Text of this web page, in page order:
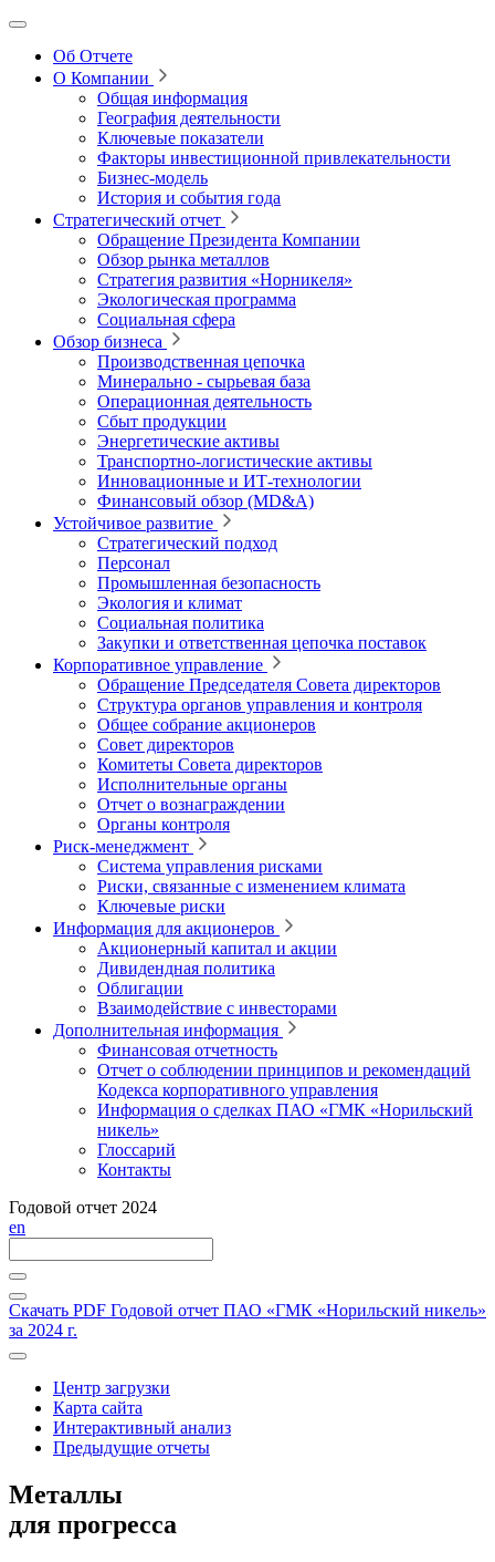
Об Отчете
О Компании
Общая информация
География деятельности
Ключевые показатели
Факторы инвестиционной привлекательности
Бизнес-модель
История и события года
Стратегический отчет
Обращение Президента Компании
Обзор рынка металлов
Стратегия развития «Норникеля»
Экологическая программа
Социальная сфера
Обзор бизнеса
Производственная цепочка
Минерально ‑ сырьевая база
Операционная деятельность
Сбыт продукции
Энергетические активы
Транспортно-логистические активы
Инновационные и ИТ‑технологии
Финансовый обзор (MD&A)
Устойчивое развитие
Стратегический подход
Персонал
Промышленная безопасность
Экология и климат
Социальная политика
Закупки и ответственная цепочка поставок
Корпоративное управление
Обращение Председателя Совета директоров
Структура органов управления и контроля
Общее собрание акционеров
Совет директоров
Комитеты Совета директоров
Исполнительные органы
Отчет о вознаграждении
Органы контроля
Риск-менеджмент
Система управления рисками
Риски, связанные с изменением климата
Ключевые риски
Информация для акционеров
Акционерный капитал и акции
Дивидендная политика
Облигации
Взаимодействие с инвесторами
Дополнительная информация
Финансовая отчетность
Отчет о соблюдении принципов и рекомендаций
Кодекса корпоративного управления
Информация о сделках ПАО «ГМК «Норильский
никель»
Глоссарий
Контакты
Годовой отчет 2024
en
Скачать PDF Годовой отчет ПАО «ГМК «Норильский никель»
за 2024 г.
Центр загрузки
Карта сайта
Интерактивный анализ
Предыдущие отчеты
Металлы
для прогресса